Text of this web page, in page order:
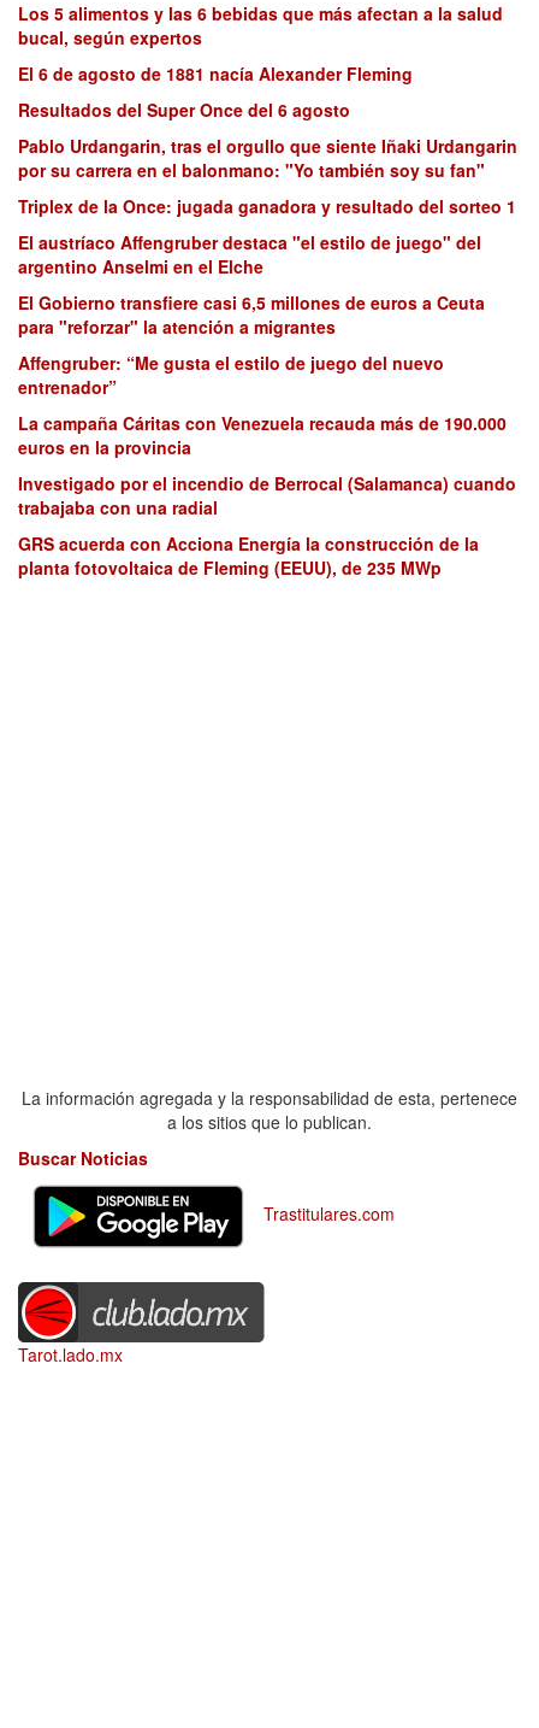
Los 5 alimentos y las 6 bebidas que más afectan a la salud
bucal, según expertos
El 6 de agosto de 1881 nacía Alexander Fleming
Resultados del Super Once del 6 agosto
Pablo Urdangarin, tras el orgullo que siente Iñaki Urdangarin
por su carrera en el balonmano: "Yo también soy su fan"
Triplex de la Once: jugada ganadora y resultado del sorteo 1
El austríaco Affengruber destaca "el estilo de juego" del
argentino Anselmi en el Elche
El Gobierno transfiere casi 6,5 millones de euros a Ceuta
para "reforzar" la atención a migrantes
Affengruber: “Me gusta el estilo de juego del nuevo
entrenador”
La campaña Cáritas con Venezuela recauda más de 190.000
euros en la provincia
Investigado por el incendio de Berrocal (Salamanca) cuando
trabajaba con una radial
GRS acuerda con Acciona Energía la construcción de la
planta fotovoltaica de Fleming (EEUU), de 235 MWp
La información agregada y la responsabilidad de esta, pertenece
a los sitios que lo publican.
Buscar Noticias
Trastitulares.com
Tarot.lado.mx